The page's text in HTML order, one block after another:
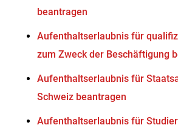
beantragen
Aufenthaltserlaubnis für
zum Zweck der Beschäftigung
Aufenthaltserlaubnis für
Schweiz beantragen
Aufenthaltserlaubnis für